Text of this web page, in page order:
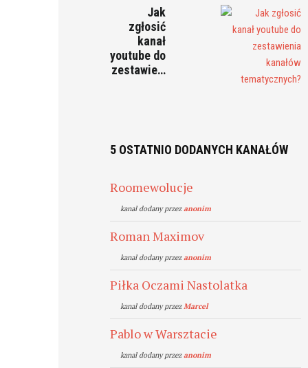
Jak
zgłosić
kanał
youtube do
zestawie…
5 OSTATNIO DODANYCH KANAŁÓW
Roomewolucje
kanal dodany przezanonim
Roman Maximov
kanal dodany przezanonim
Piłka Oczami Nastolatka
kanal dodany przezMarcel
Pablo w Warsztacie
kanal dodany przezanonim